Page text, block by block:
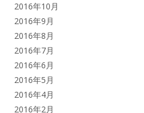
2016年10月
2016年9月
2016年8月
2016年7月
2016年6月
2016年5月
2016年4月
2016年2月